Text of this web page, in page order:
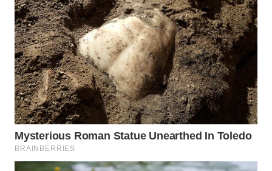
WN
LABUHANBATU
WN
TAPANULI
TENGAH
WN DELI
SERDANG
WN
TEBING